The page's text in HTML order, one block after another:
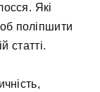
Які
поліпшити
статті.